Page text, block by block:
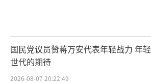
国民党议员赞蒋万安代表年轻战力 年轻
世代的期待
2026-08-07 20:22:49